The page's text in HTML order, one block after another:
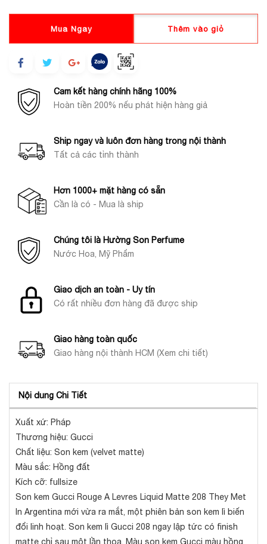
Mua Ngay Thêm vào giỏ
Cam kết hàng chính hãng 100%
Hoàn tiền 200% nếu phát hiện hàng giả
Ship ngay và luôn đơn hàng trong nội thành
Tất cả các tỉnh thành
Hơn 1000+ mặt hàng có sẵn
Cần là có - Mua là ship
Chúng tôi là Hường Son Perfume
Nước Hoa, Mỹ Phẩm
Giao dịch an toàn - Uy tín
Có rất nhiều đơn hàng đã được ship
Giao hàng toàn quốc
Giao hàng nội thành HCM (Xem chi tiết)
Nội dung Chi Tiết
Xuất xứ: Pháp
Thương hiệu: Gucci
Chất liệu: Son kem (velvet matte)
Màu sắc: Hồng đất
Kích cỡ: fullsize
Son kem Gucci Rouge A Levres Liquid Matte 208 They Met
In Argentina mới vừa ra mắt, một phiên bản son kem lì biến
đổi linh hoạt. Son kem lì Gucci 208 ngay lập tức có finish
matte chỉ sau một lần thoa. Màu son kem Gucci màu hồng